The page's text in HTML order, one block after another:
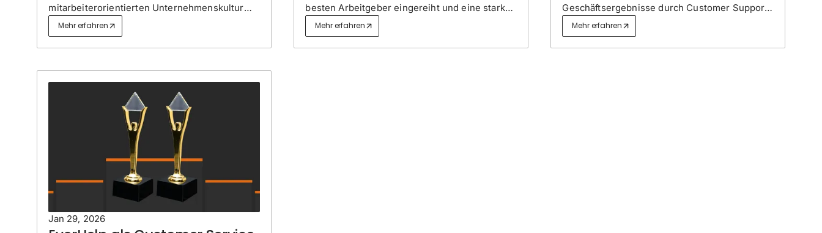
mitarbeiterorientierten Unternehmenskultur
mit Fokus auf Mitarbeiterwohlbefinden,
Mitarbeiterbindung und skalierbare
Teamentwicklung in globalen Organisationen.
Mehr erfahren
besten Arbeitgeber eingereiht und eine starke
Unternehmenskultur hervorgehoben, die
parallel zum rasanten Unternehmenswachstum
aufgebaut wurde.
Mehr erfahren
Geschäftsergebnisse durch Customer Support,
mit Verbesserungen in den Bereichen
Kundenbindung, Zufriedenheit und
langfristiges Kundenwachstum.
Mehr erfahren
Jan 29, 2026